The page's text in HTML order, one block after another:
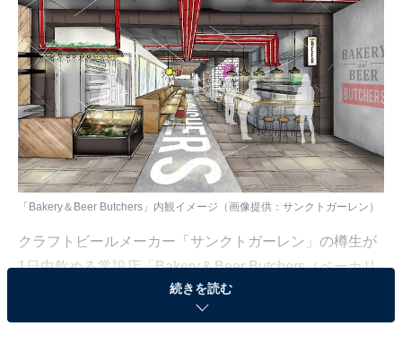
「Bakery＆Beer Butchers」内観イメージ（画像提供：サンクトガーレン）
クラフトビールメーカー「サンクトガーレン」の樽生が
1日中飲める常設店「Bakery＆Beer Butchers（ベーカリ
ー アンド ビア ブッチャーズ）」が、2018年4月28日(土)
に神奈川県厚木市に開店。朝8:00～翌3:00までオープン
続きを読む